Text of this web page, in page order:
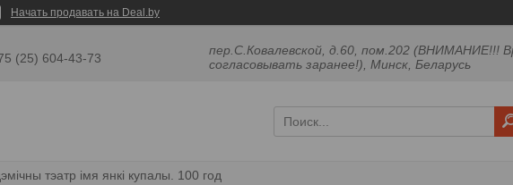
Начать продавать на Deal.by
(25) 604-43-73
пер.С.Ковалевской, д.60, пом.202 (ВНИМАНИЕ!!!
согласовывать заранее!), Минск, Беларусь
тэатр імя янкі купалы. 100 год